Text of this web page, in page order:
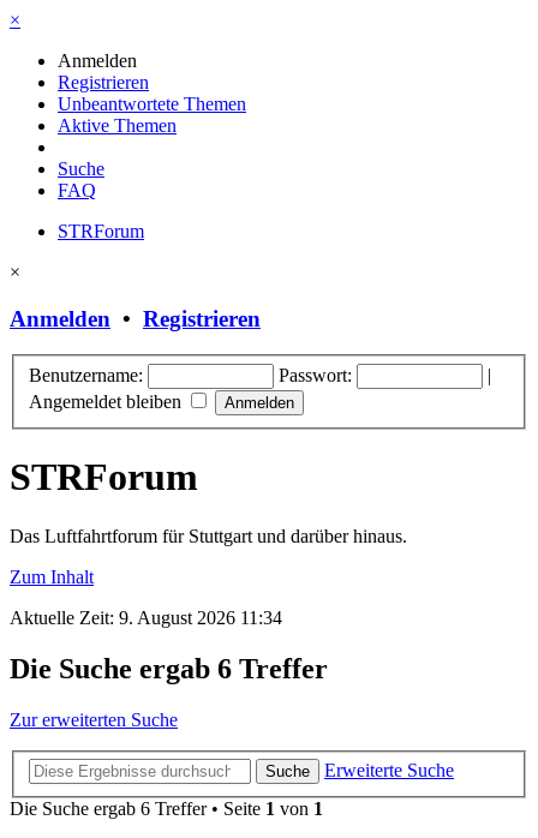
×
Anmelden
Registrieren
Unbeantwortete Themen
Aktive Themen
Suche
FAQ
STRForum
×
Anmelden • Registrieren
Benutzername: Passwort:
|
Angemeldet bleiben
STRForum
Das Luftfahrtforum für Stuttgart und darüber hinaus.
Zum Inhalt
Aktuelle Zeit: 9. August 2026 11:34
Die Suche ergab 6 Treffer
Zur erweiterten Suche
Suche
Erweiterte Suche
Die Suche ergab 6 Treffer • Seite 1 von 1